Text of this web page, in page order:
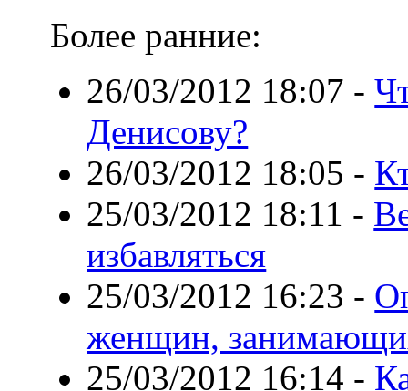
Более ранние:
26/03/2012 18:07 -
Денисову?
26/03/2012 18:05 -
25/03/2012 18:11 -
избавляться
25/03/2012 16:23 -
женщин,
25/03/2012 16:14 -